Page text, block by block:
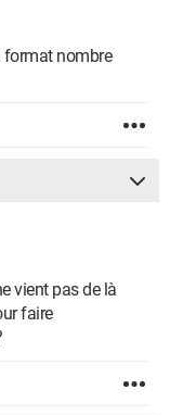
format nombre
vient pas de là
faire